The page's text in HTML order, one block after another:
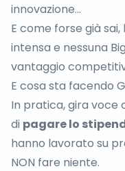
innovazione…
E come forse già sai,
intensa e nessuna
vantaggio
E cosa sta facendo
In pratica, gira voce
di pagare lo
hanno lavorato su
NON fare niente.